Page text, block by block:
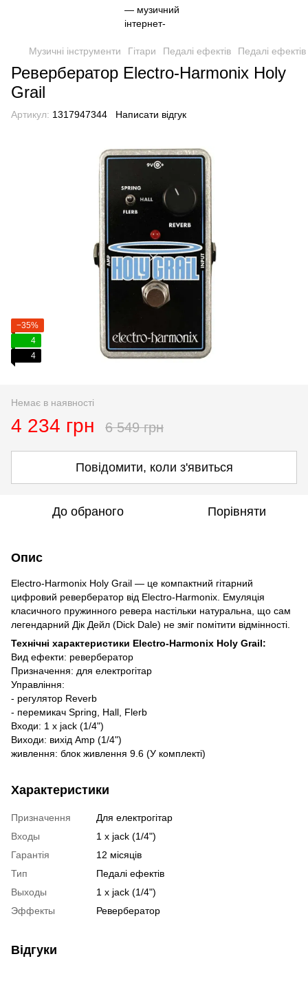
Музичні інструменти Гітари Педалі ефектів Педалі
Ревербератор Electro-Harmonix Holy
Grail
Артикул: 1317947344 Написати відгук
−35%
4
4
Немає в наявності
4 234 грн 6 549 грн
Повідомити, коли з'явиться
До обраного Порівняти
Опис
Electro-Harmonix Holy Grail — це компактний гітарний
цифровий ревербератор від Electro-Harmonix. Емуляція
класичного пружинного ревера настільки натуральна, що сам
легендарний Дік Дейл (Dick Dale) не зміг помітити відмінності.
Технічні характеристики Electro-Harmonix Holy Grail:
Вид ефекти: ревербератор
Призначення: для електрогітар
Управління:
- регулятор Reverb
- перемикач Spring, Hall, Flerb
Входи: 1 x jack (1/4")
Виходи: вихід Amp (1/4")
живлення: блок живлення 9.6 (У комплекті)
Характеристики
Призначення
Для електрогітар
Входы
1 х jack (1/4")
Гарантія
12 місяців
Тип
Педалі ефектів
Выходы
1 х jack (1/4")
Эффекты
Ревербератор
Відгуки